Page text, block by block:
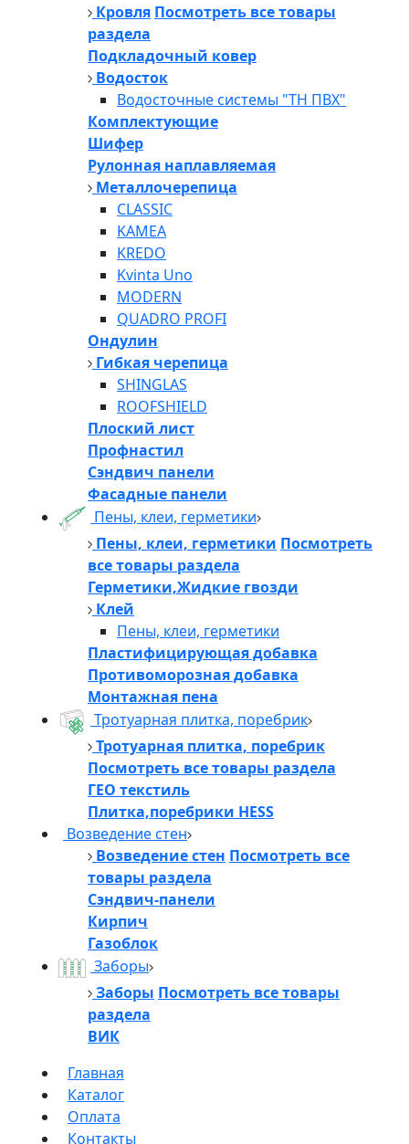
Кровля Посмотреть все товары
раздела
Подкладочный ковер
Водосток
Водосточные системы "ТН ПВХ"
Комплектующие
Шифер
Рулонная наплавляемая
Металлочерепица
CLASSIC
KAMEA
KREDO
Kvinta Uno
MODERN
QUADRO PROFI
Ондулин
Гибкая черепица
SHINGLAS
ROOFSHIELD
Плоский лист
Профнастил
Сэндвич панели
Фасадные панели
Пены, клеи, герметики
Пены, клеи, герметики Посмотреть
все товары раздела
Герметики,Жидкие гвозди
Клей
Пены, клеи, герметики
Пластифицирующая добавка
Противоморозная добавка
Монтажная пена
Тротуарная плитка, поребрик
Тротуарная плитка, поребрик
Посмотреть все товары раздела
ГЕО текстиль
Плитка,поребрики HESS
Возведение стен
Возведение стен Посмотреть все
товары раздела
Сэндвич-панели
Кирпич
Газоблок
Заборы
Заборы Посмотреть все товары
раздела
ВИК
Главная
Каталог
Оплата
Контакты